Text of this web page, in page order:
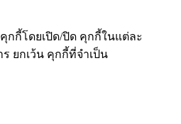
กกี้โดยเปิด/ปิด คุกกี้ในแต่ละ
ยกเว้น คุกกี้ที่จำเป็น